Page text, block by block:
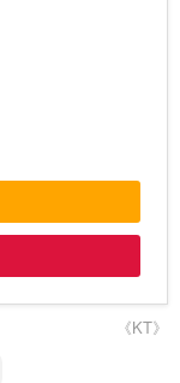
《KT》